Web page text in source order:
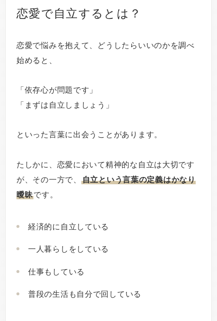
恋愛で自立するとは？
恋愛で悩みを抱えて、どうしたらいいのかを調べ
始めると、
「依存心が問題です」
「まずは自立しましょう」
といった言葉に出会うことがあります。
たしかに、恋愛において精神的な自立は大切です
が、その一方で、 自立という言葉の定義はかなり
曖昧です。
経済的に自立している
一人暮らしをしている
仕事もしている
普段の生活も自分で回している